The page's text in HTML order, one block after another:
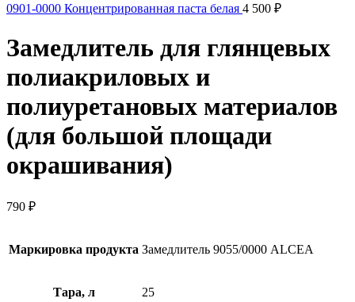
0901-0000 Концентрированная паста белая 4 500 ₽
Замедлитель для глянцевых
полиакриловых и
полиуретановых материалов
(для большой площади
окрашивания)
790 ₽
Маркировка продукта Замедлитель 9055/0000 ALCEA
Тара, л 25